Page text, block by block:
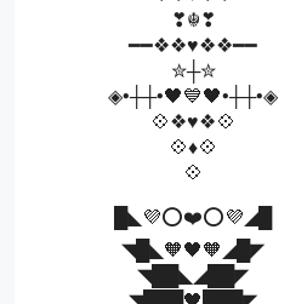
❣☬❣
━━❖❖♥❖❖━━
✮┼✮
◈•┼┼•🖤💙🖤•┼┼•◈
💠❖♥❖💠
💠♦💠
💠
█◣💜⭕❤️⭕💜◢█
◥█◣🧡🖤🧡◢█◤
◥██◣◢██◤